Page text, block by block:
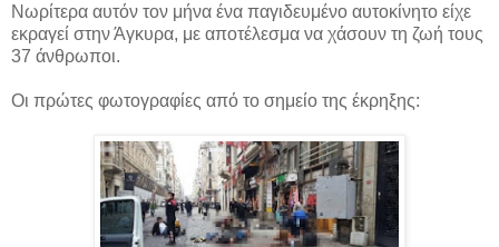
Νωρίτερα αυτόν τον μήνα ένα παγιδευμένο αυτοκίνητο είχε
εκραγεί στην Άγκυρα, με αποτέλεσμα να χάσουν τη ζωή τους
37 άνθρωποι.
Οι πρώτες φωτογραφίες από το σημείο της έκρηξης: